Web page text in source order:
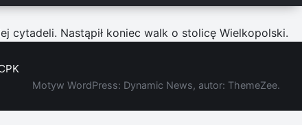
cytadeli. Nastąpił koniec walk o stolicę Wielkopolski.
Motyw WordPress: Dynamic News, autor: ThemeZee.